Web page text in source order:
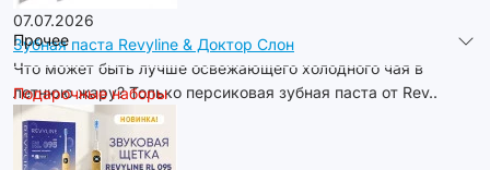
Прочее
Подарочные наборы
07.07.2026
Зубная паста Revyline & Доктор Слон
Что может быть лучше освежающего холодного чая в
летнюю жару? Только персиковая зубная паста от Rev..